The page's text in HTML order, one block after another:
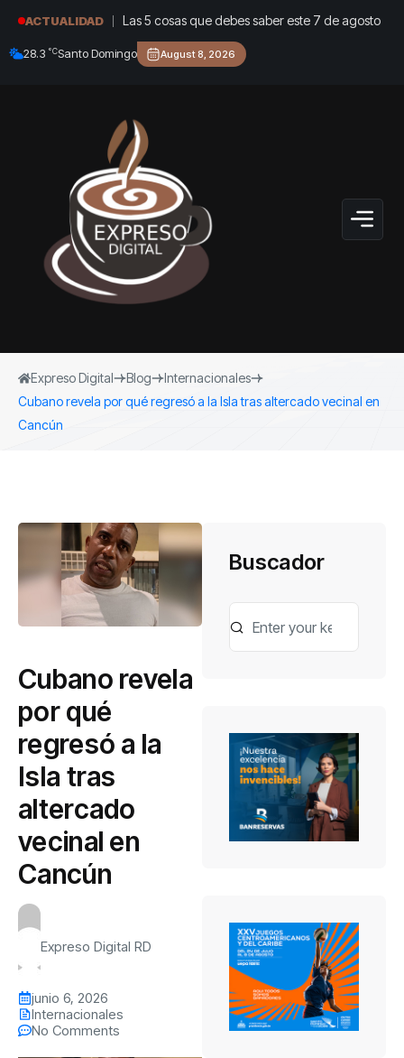
ACTUALIDAD Las 5 cosas que debes saber este 7 de agosto
28.3 °CSanto Domingo August 8, 2026
Expreso Digital Blog
Internacionales
Cubano revela por qué regresó a la Isla tras altercado vecinal en
Cancún
Cubano revela
por qué
regresó a la
Isla tras
altercado
vecinal en
Cancún
Expreso Digital RD
junio 6, 2026
Internacionales
No Comments
Buscador